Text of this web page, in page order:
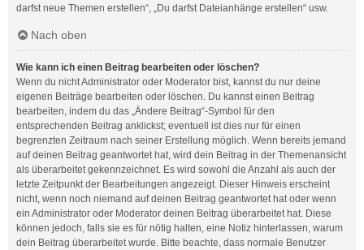
darfst neue Themen erstellen“, „Du darfst Dateianhänge erstellen“ usw.
Nach oben
Wie kann ich einen Beitrag bearbeiten oder löschen?
Wenn du nicht Administrator oder Moderator bist, kannst du nur deine
eigenen Beiträge bearbeiten oder löschen. Du kannst einen Beitrag
bearbeiten, indem du das „Ändere Beitrag“-Symbol für den
entsprechenden Beitrag anklickst; eventuell ist dies nur für einen
begrenzten Zeitraum nach seiner Erstellung möglich. Wenn bereits jemand
auf deinen Beitrag geantwortet hat, wird dein Beitrag in der Themenansicht
als überarbeitet gekennzeichnet. Es wird sowohl die Anzahl als auch der
letzte Zeitpunkt der Bearbeitungen angezeigt. Dieser Hinweis erscheint
nicht, wenn noch niemand auf deinen Beitrag geantwortet hat oder wenn
ein Administrator oder Moderator deinen Beitrag überarbeitet hat. Diese
können jedoch, falls sie es für nötig halten, eine Notiz hinterlassen, warum
dein Beitrag überarbeitet wurde. Bitte beachte, dass normale Benutzer